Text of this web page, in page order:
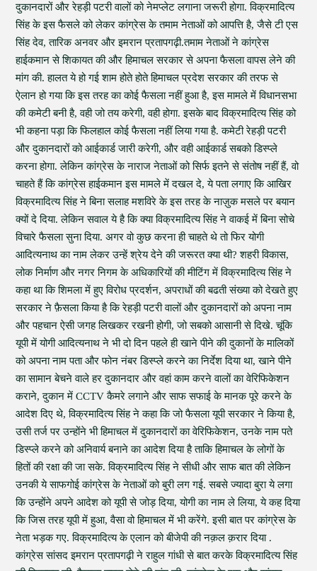
दुकानदारों और रेहड़ी पटरी वालों को नेमप्लेट लगाना जरूरी होगा. विक्रमादित्य
सिंह के इस फैसले को लेकर कांग्रेस के तमाम नेताओं को आपत्ति है, जैसे टी एस
सिंह देव, तारिक अनवर और इमरान प्रतापगढ़ी.तमाम नेताओं ने कांग्रेस
हाईकमान से शिकायत की और हिमाचल सरकार से अपना फैसला वापस लेने की
मांग की. हालत ये हो गई शाम होते होते हिमाचल प्रदेश सरकार की तरफ से
ऐलान हो गया कि इस तरह का कोई फैसला नहीं हुआ है, इस मामले में विधानसभा
की कमेटी बनी है, वही जो तय करेगी, वही होगा. इसके बाद विक्रमादित्य सिंह को
भी कहना पड़ा कि फिलहाल कोई फैसला नहीं लिया गया है. कमेटी रेहड़ी पटरी
और दुकानदारों को आईकार्ड जारी करेगी, और वही आईकार्ड सबको डिस्प्ले
करना होगा. लेकिन कांग्रेस के नाराज नेताओं को सिर्फ इतने से संतोष नहीं हैं, वो
चाहते हैं कि कांग्रेस हाईकमान इस मामले में दखल दे, ये पता लगाए कि आखिर
विक्रमादित्य सिंह ने बिना सलाह मशविरे के इस तरह के नाज़ुक मसले पर बयान
क्यों दे दिया. लेकिन सवाल ये है कि क्या विक्रमादित्य सिंह ने वाकई में बिना सोचे
विचारे फैसला सुना दिया. अगर वो कुछ करना ही चाहते थे तो फिर योगी
आदित्यनाथ का नाम लेकर उन्हें श्रेय देने की जरूरत क्या थी? शहरी विकास,
लोक निर्माण और नगर निगम के अधिकारियों की मीटिंग में विक्रमादित्य सिंह ने
कहा था कि शिमला में हुए विरोध प्रदर्शन, अपराधों की बढती संख्या को देखते हुए
सरकार ने फ़ैसला किया है कि रेहड़ी पटरी वालों और दुकानदारों को अपना नाम
और पहचान ऐसी जगह लिखकर रखनी होगी, जो सबको आसानी से दिखे. चूंकि
यूपी में योगी आदित्यनाथ ने भी दो दिन पहले ही खाने पीने की दुकानों के मालिकों
को अपना नाम पता और फोन नंबर डिस्प्ले करने का निर्देश दिया था, खाने पीने
का सामान बेचने वाले हर दुकानदार और वहां काम करने वालों का वेरिफिकेशन
कराने, दुकान में CCTV कैमरे लगाने और साफ सफाई के मानक पूरे करने के
आदेश दिए थे, विक्रमादित्य सिंह ने कहा कि जो फैसला यूपी सरकार ने किया है,
उसी तर्ज पर उन्होंने भी हिमाचल में दुकानदारों का वेरिफिकेशन, उनके नाम पते
डिस्प्ले करने को अनिवार्य बनाने का आदेश दिया है ताकि हिमाचल के लोगों के
हितों की रक्षा की जा सके. विक्रमादित्य सिंह ने सीधी और साफ बात की लेकिन
उनकी ये साफगोई कांग्रेस के नेताओं को बुरी लग गई. सबसे ज्यादा बुरा ये लगा
कि उन्होंने अपने आदेश को यूपी से जोड़ दिया, योगी का नाम ले लिया, ये कह दिया
कि जिस तरह यूपी में हुआ, वैसा वो हिमाचल में भी करेंगे. इसी बात पर कांग्रेस के
नेता भड़क गए. विक्रमादित्य के एलान को बीजेपी की नक़ल क़रार दिया .
कांग्रेस सांसद इमरान प्रतापगढ़ी ने राहुल गांधी से बात करके विक्रमादित्य सिंह